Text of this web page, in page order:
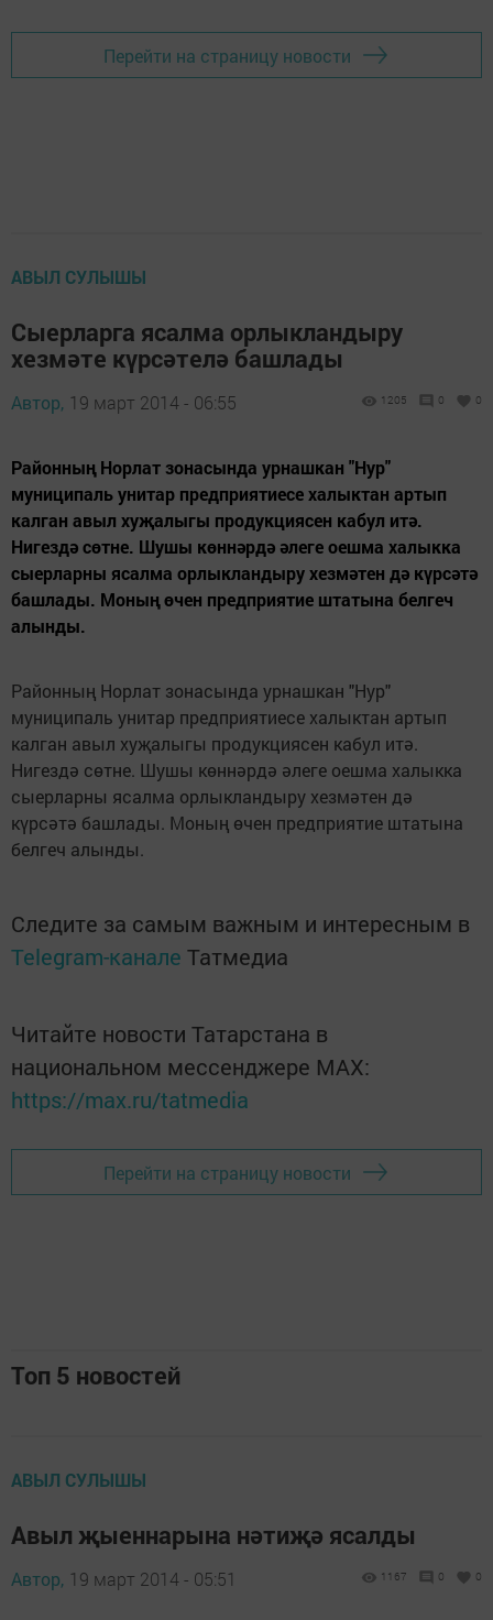
Перейти на страницу новости
АВЫЛ СУЛЫШЫ
Сыерларга ясалма орлыкландыру
хезмәте күрсәтелә башлады
Автор, 19 март 2014 - 06:55 1205 0 0
Районның Норлат зонасында урнашкан "Нур"
муниципаль унитар предприятиесе халыктан артып
калган авыл хуҗалыгы продукциясен кабул итә.
Нигездә сөтне. Шушы көннәрдә әлеге оешма халыкка
сыерларны ясалма орлыкландыру хезмәтен дә күрсәтә
башлады. Моның өчен предприятие штатына белгеч
алынды.
Районның Норлат зонасында урнашкан "Нур"
муниципаль унитар предприятиесе халыктан артып
калган авыл хуҗалыгы продукциясен кабул итә.
Нигездә сөтне. Шушы көннәрдә әлеге оешма халыкка
сыерларны ясалма орлыкландыру хезмәтен дә
күрсәтә башлады. Моның өчен предприятие штатына
белгеч алынды.
Следите за самым важным и интересным в
Telegram-канале Татмедиа
Читайте новости Татарстана в
национальном мессенджере MАХ:
https://max.ru/tatmedia
Перейти на страницу новости
Топ 5 новостей
АВЫЛ СУЛЫШЫ
Авыл җыеннарына нәтиҗә ясалды
Автор, 19 март 2014 - 05:51 1167 0 0